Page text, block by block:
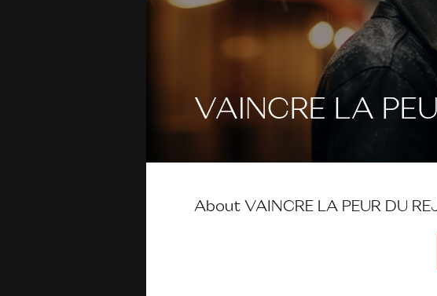
VAINCRE LA
About VAINCRE LA PEUR DU